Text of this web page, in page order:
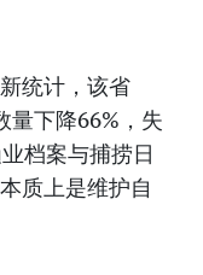
统计，该省
量下降66%，失
档案与捕捞日
质上是维护自